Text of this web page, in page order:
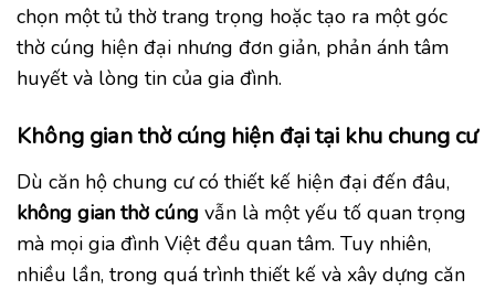
chọn một tủ thờ trang trọng hoặc tạo ra một góc
thờ cúng hiện đại nhưng đơn giản, phản ánh tâm
huyết và lòng tin của gia đình.
Không gian thờ cúng hiện đại tại khu chung cư
Dù căn hộ chung cư có thiết kế hiện đại đến đâu,
không gian thờ cúng vẫn là một yếu tố quan trọng
mà mọi gia đình Việt đều quan tâm. Tuy nhiên,
nhiều lần, trong quá trình thiết kế và xây dựng căn